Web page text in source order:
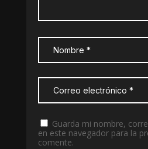
Guarda mi nombre,
en este navegador para la
comente.